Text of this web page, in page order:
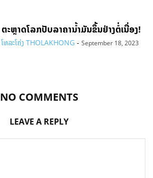
ຕະຫຼາດໂລກປັບລາຄານ້ຳມັນຂຶ້ນຢ່າງຕໍ່ເນື່ອງ!
ໂທລະໂຄ່ງ THOLAKHONG - September 18, 2023
NO COMMENTS
LEAVE A REPLY